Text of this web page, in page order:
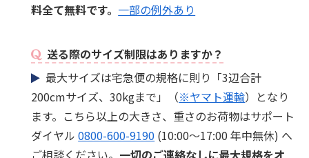
料全て無料です。 一部の例外あり
送る際のサイズ制限はありますか？
最大サイズは宅急便の規格に則り「3辺合計
200cmサイズ、30kgまで」（※ヤマト運輸）となり
ます。こちら以上の大きさ、重さのお荷物はサポート
ダイヤル0800-600-9190 (10:00～17:00 年中無休) へ
ご相談ください。 一切のご連絡なしに最大規格をオ